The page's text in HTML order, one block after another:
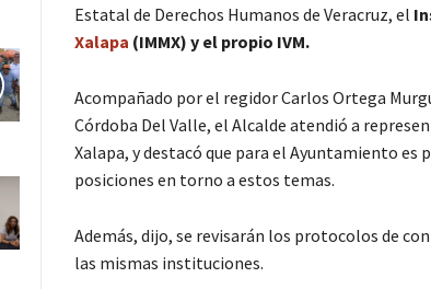
Estatal de Derechos Humanos de Veracruz, el
Xalapa (IMMX) y el propio IVM.
Acompañado por el regidor Carlos Ortega
Córdoba Del Valle, el Alcalde atendió a
Xalapa, y destacó que para el Ayuntamiento
posiciones en torno a estos temas.
Además, dijo, se revisarán los protocolos de
las mismas instituciones.